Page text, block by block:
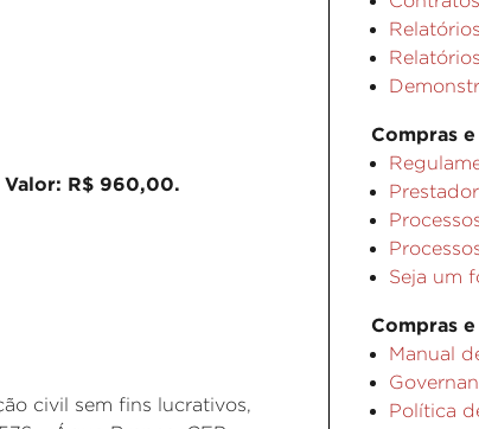
Valor: R$ 960,00.
civil sem fins lucrativos,
Compras
Seja um
Compras
Manual
Política